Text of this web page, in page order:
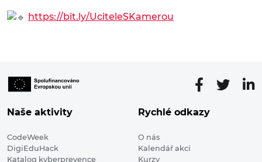
https://bit.ly/UciteleSKamerou
Naše aktivity
CodeWeek
DigiEduHack
Katalog kyberprevence
Rychlé odkazy
O nás
Kalendář akcí
Kurzy